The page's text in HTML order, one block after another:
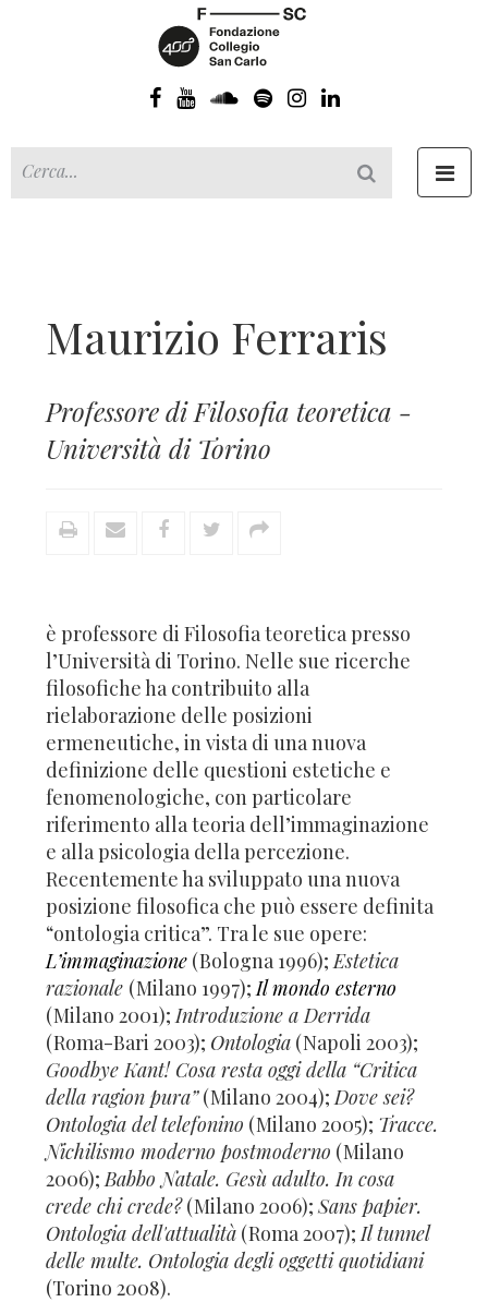
Maurizio Ferraris
Professore di Filosofia teoretica -
Università di Torino
è professore di Filosofia teoretica presso
l’Università di Torino. Nelle sue ricerche
filosofiche ha contribuito alla
rielaborazione delle posizioni
ermeneutiche, in vista di una nuova
definizione delle questioni estetiche e
fenomenologiche, con particolare
riferimento alla teoria dell’immaginazione
e alla psicologia della percezione.
Recentemente ha sviluppato una nuova
posizione filosofica che può essere definita
“ontologia critica”. Tra le sue opere:
L’immaginazione (Bologna 1996);Estetica
razionale (Milano 1997);Il mondo esterno
(Milano 2001);Introduzione a Derrida
(Roma-Bari 2003); Ontologia (Napoli 2003);
Goodbye Kant! Cosa resta oggi della “Critica
della ragion pura”(Milano 2004);Dove sei?
Ontologia del telefonino (Milano 2005); Tracce.
Nichilismo moderno postmoderno (Milano
2006);Babbo Natale. Gesù adulto. In cosa
crede chi crede?(Milano 2006);Sans papier.
Ontologia dell'attualità (Roma 2007);Il tunnel
delle multe. Ontologia degli oggetti quotidiani
(Torino 2008).